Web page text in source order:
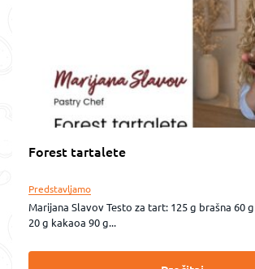
Forest tartalete
Predstavljamo
Marijana Slavov Testo za tart: 125 g brašna 60
20 g kakaoa 90 g...